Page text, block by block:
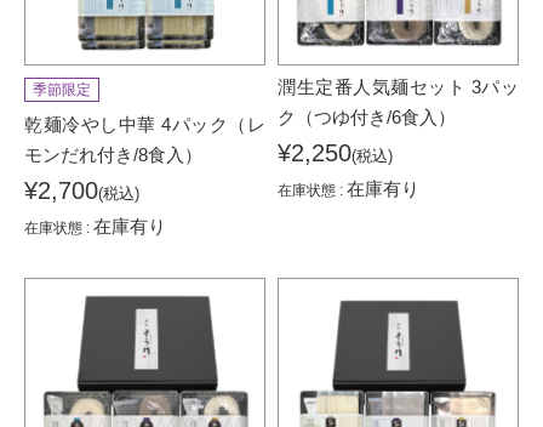
季節限定
乾麺冷やし中華 4パック（レ
モンだれ付き/8食入）
¥2,700(税込)
在庫状態 : 在庫有り
潤生定番人気麺セット 3パッ
ク（つゆ付き/6食入）
¥2,250(税込)
在庫状態 : 在庫有り